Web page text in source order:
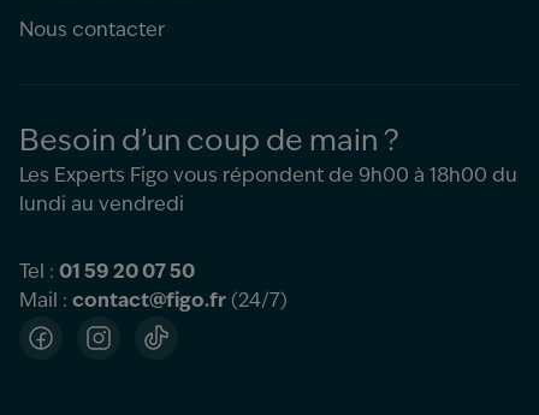
Nous contacter
Besoin d’un coup de main ?
Les Experts Figo vous répondent de 9h00 à 18h00 du
lundi au vendredi
Tel : 01 59 20 07 50
Mail : contact@figo.fr (24/7)
FacebookInstagramTikTok